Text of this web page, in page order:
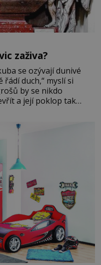
zaživa?
se ozývají dunivé
duch,“ myslí si
by se nikdo
a její poklop tak